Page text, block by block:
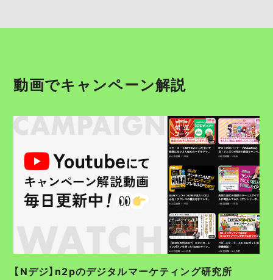
動画でキャンペーン解説
【Nデジ】n2pのデジタルマーケティング研究所